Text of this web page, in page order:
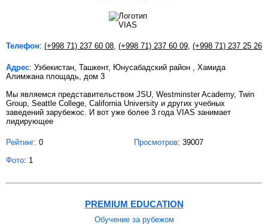
Телефон: (+998 71) 237 60 08 (+998 71) 237 60 09 (+998 71) 237 25 26
Адрес: Узбекистан, Ташкент, Юнусабадский район , Хамида
Алимжана площадь, дом 3
Мы являемся представительством JSU, Westminster Academy, Twin
Group, Seattle College, California University и других учебных
заведений зарубежос. И вот уже более 3 года VIAS занимает
лидирующее
Рейтинг: 0 Просмотров: 39007
Фото: 1
PREMIUM EDUCATION
Обучение за рубежом